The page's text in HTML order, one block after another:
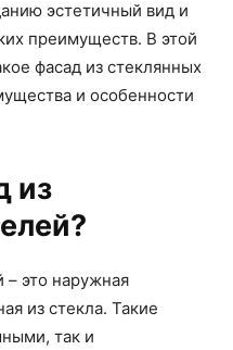
эстетичный вид и
преимуществ. В этой
фасад из стеклянных
и особенности
из
– это наружная
из стекла. Такие
так и